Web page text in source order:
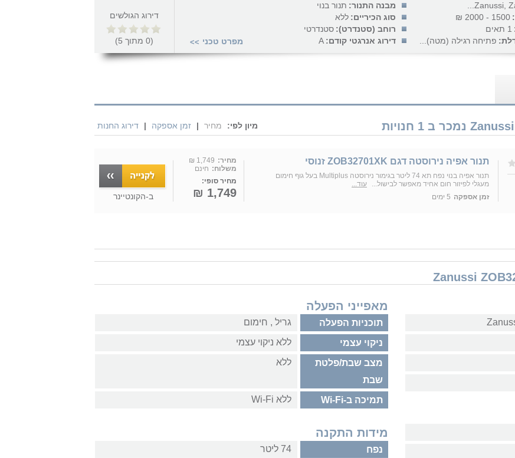
Zanussi, מבנה התנור: תנור בנוי
1500 - 2000 ₪ סוג הכיריים: ללא
1 תאים רוחב (סטנדרט): סטנדרטי
פתיחה רגילה (מטה)... דירוג אנרגטי קודם: A מפרט טכני >>
דירוג הגולשים
(
0 מתוך 5
)
מיון לפי: מחיר | זמן אספקה | דירוג החנות
תנור אפיה נירוסטה דגם ZOB32701XK זנוסי
תנור אפיה בנוי נפח תא 74 ליטר בגימור נירוסטה Multiplus בעל גוף חימום
מעגלי לפיזור חום אחיד מאפשר לבישול...
עוד...
זמן אספקה 5 ימים
מחיר: 1,749 ₪
משלוח: חינם
מחיר סופי:
1,749 ₪ ב-הקונטיינר
מאפייני הפעלה
תוכניות הפעלה גריל‏ , ‏חימום
ניקוי עצמי ללא ניקוי עצמי
מצב שבת/פלטת
שבת
ללא
תמיכה ב-Wi-Fi ללא Wi-Fi
מידות התקנה
נפח 74 ליטר